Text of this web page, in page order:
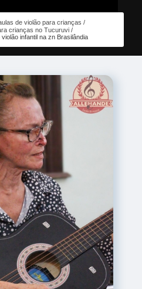
de violão para crianças
crianças no Tucuruvi
infantil na zn Brasilândia